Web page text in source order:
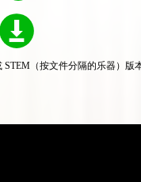
STEM（按文件分隔的乐器）版